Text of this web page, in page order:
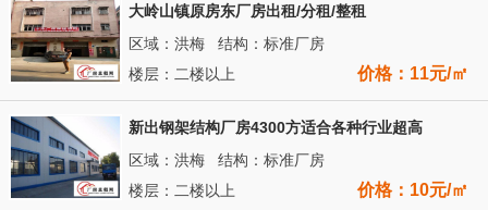
大岭山镇原房东厂房出租/分租/整租
区域：洪梅 结构：标准厂房
楼层：二楼以上
价格：11元/㎡
新出钢架结构厂房4300方适合各种行业超高
区域：洪梅 结构：标准厂房
楼层：二楼以上
价格：10元/㎡